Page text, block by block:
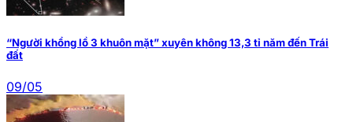
“Người khổng lồ 3 khuôn mặt” xuyên không 13,3 tỉ năm đến Trái
đất
09/05